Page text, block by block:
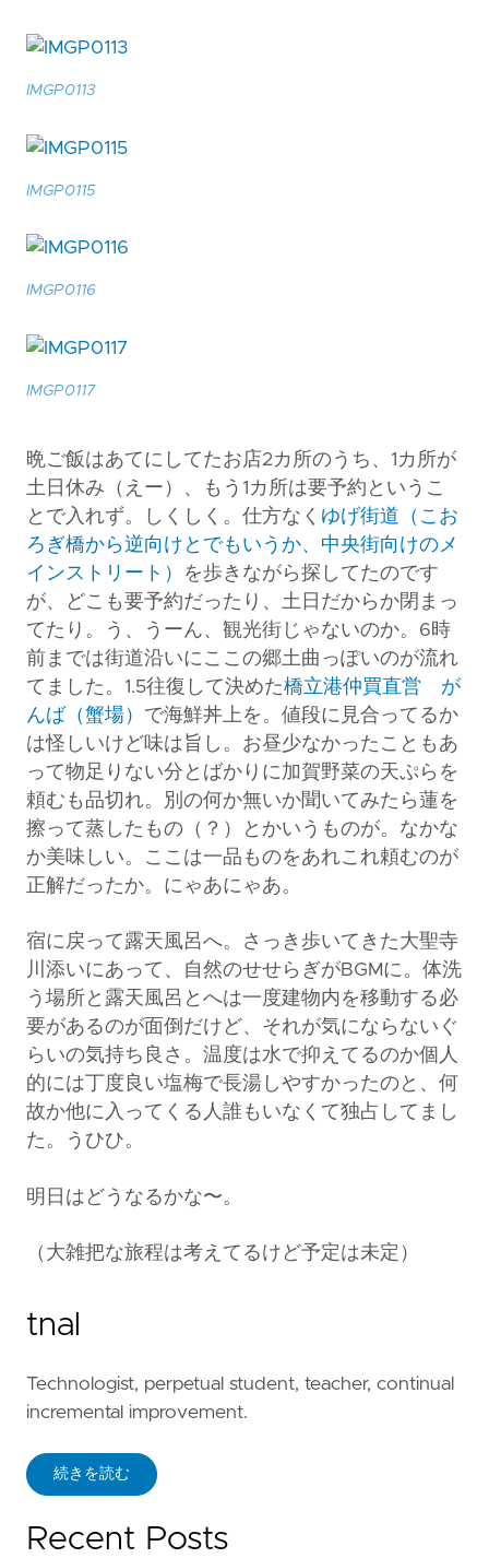
IMGP0113
IMGP0115
IMGP0116
IMGP0117
晩ご飯はあてにしてたお店2カ所のうち、1カ所が
土日休み（えー）、もう1カ所は要予約というこ
とで入れず。しくしく。仕方なく ゆげ街道（こお
ろぎ橋から逆向けとでもいうか、中央街向けのメ
インストリート）
を歩きながら探してたのです
が、どこも要予約だったり、土日だからか閉まっ
てたり。う、うーん、観光街じゃないのか。6時
前までは街道沿いにここの郷土曲っぽいのが流れ
てました。1.5往復して決めた橋立港仲買直営 が
んば（蟹場） で海鮮丼上を。値段に見合ってるか
は怪しいけど味は旨し。お昼少なかったこともあ
って物足りない分とばかりに加賀野菜の天ぷらを
頼むも品切れ。別の何か無いか聞いてみたら蓮を
擦って蒸したもの（？）とかいうものが。なかな
か美味しい。ここは一品ものをあれこれ頼むのが
正解だったか。にゃあにゃあ。
宿に戻って露天風呂へ。さっき歩いてきた大聖寺
川添いにあって、自然のせせらぎがBGMに。体洗
う場所と露天風呂とへは一度建物内を移動する必
要があるのが面倒だけど、それが気にならないぐ
らいの気持ち良さ。温度は水で抑えてるのか個人
的には丁度良い塩梅で長湯しやすかったのと、何
故か他に入ってくる人誰もいなくて独占してまし
た。うひひ。
明日はどうなるかな〜。
（大雑把な旅程は考えてるけど予定は未定）
tnal
Technologist, perpetual student, teacher, continual
incremental improvement.
続きを読む
Recent Posts